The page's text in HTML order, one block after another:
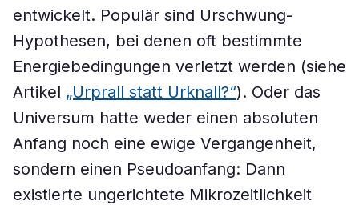
entwickelt. Populär sind Urschwung-
Hypothesen, bei denen oft bestimmte
Energiebedingungen verletzt werden (siehe
Artikel „Urprall statt Urknall?“). Oder das
Universum hatte weder einen absoluten
Anfang noch eine ewige Vergangenheit,
sondern einen Pseudoanfang: Dann
existierte ungerichtete Mikrozeitlichkeit